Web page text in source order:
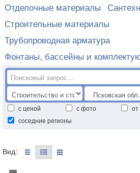
Отделочные материалы
Строительные материалы
Трубопроводная арматура
Фонтаны, бассейны и
с ценой с фото
от
соседние регионы
Вид: